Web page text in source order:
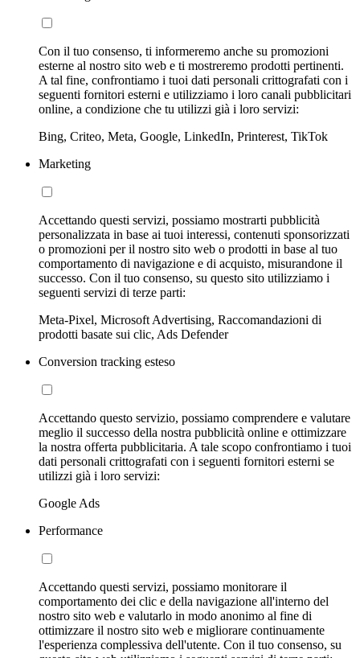
Con il tuo consenso, ti informeremo anche su promozioni
esterne al nostro sito web e ti mostreremo prodotti pertinenti.
A tal fine, confrontiamo i tuoi dati personali crittografati con i
seguenti fornitori esterni e utilizziamo i loro canali pubblicitari
online, a condizione che tu utilizzi già i loro servizi:
Bing, Criteo, Meta, Google, LinkedIn, Printerest, TikTok
Marketing
Accettando questi servizi, possiamo mostrarti pubblicità
personalizzata in base ai tuoi interessi, contenuti sponsorizzati
o promozioni per il nostro sito web o prodotti in base al tuo
comportamento di navigazione e di acquisto, misurandone il
successo. Con il tuo consenso, su questo sito utilizziamo i
seguenti servizi di terze parti:
Meta-Pixel, Microsoft Advertising, Raccomandazioni di
prodotti basate sui clic, Ads Defender
Conversion tracking esteso
Accettando questo servizio, possiamo comprendere e valutare
meglio il successo della nostra pubblicità online e ottimizzare
la nostra offerta pubblicitaria. A tale scopo confrontiamo i tuoi
dati personali crittografati con i seguenti fornitori esterni se
utilizzi già i loro servizi:
Google Ads
Performance
Accettando questi servizi, possiamo monitorare il
comportamento dei clic e della navigazione all'interno del
nostro sito web e valutarlo in modo anonimo al fine di
ottimizzare il nostro sito web e migliorare continuamente
l'esperienza complessiva dell'utente. Con il tuo consenso, su